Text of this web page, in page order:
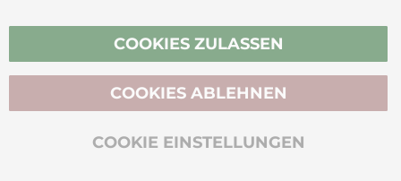
Vertrag widerrufen
BIO-ZERTIFIZIERT
COOKIES ZULASSEN
COOKIE EINSTELLUNGEN
COOKIES ABLEHNEN